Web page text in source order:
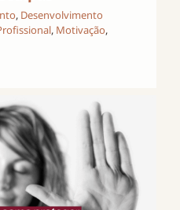
, Desenvolvimento
, Motivação,